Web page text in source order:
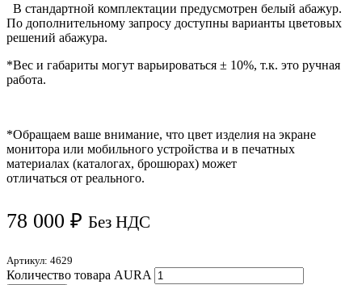
В стандартной комплектации предусмотрен белый абажур.
По дополнительному запросу доступны варианты цветовых
решений абажура.
*Вес и габариты могут варьироваться ± 10%, т.к. это ручная
работа.
*Обращаем ваше внимание, что цвет изделия на экране
монитора или мобильного устройства и в печатных
материалах (каталогах, брошюрах) может
отличаться от реального.
78 000 ₽ Без НДС
Артикул: 4629
Количество товара AURA